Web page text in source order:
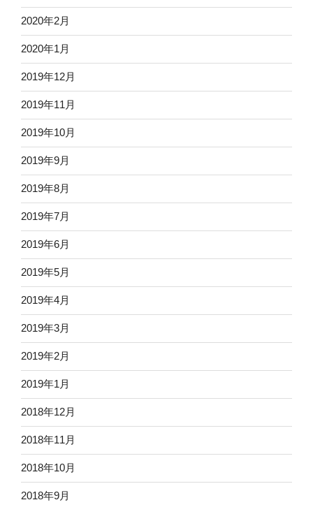
2020年2月
2020年1月
2019年12月
2019年11月
2019年10月
2019年9月
2019年8月
2019年7月
2019年6月
2019年5月
2019年4月
2019年3月
2019年2月
2019年1月
2018年12月
2018年11月
2018年10月
2018年9月